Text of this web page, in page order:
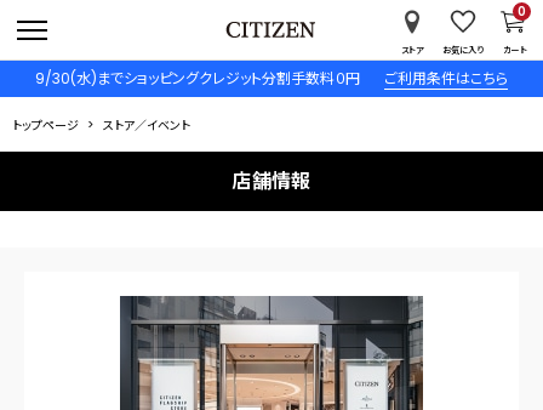
9/30(水)までショッピングクレジット分割手数料０円 ご利用条件はこちら
ストア お気に入り カート
0
トップページ ストア／イベント
店舗情報